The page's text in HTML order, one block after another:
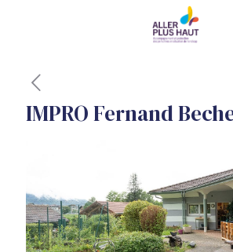
IMPRO Fernand